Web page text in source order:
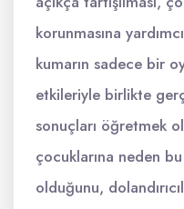
korunmasına
kumarın sadece bir
etkileriyle birlikte
sonuçları öğretmek
çocuklarına neden bu
olduğunu,